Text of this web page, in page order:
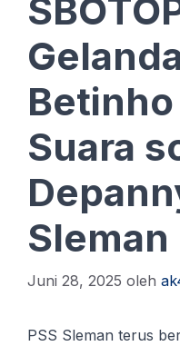
Suara
Sleman
Juni 28, 2025 oleh
PSS Sleman terus